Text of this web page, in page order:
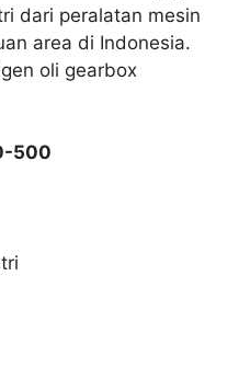
dari peralatan mesin
area di Indonesia.
oli gearbox
500